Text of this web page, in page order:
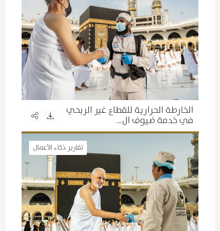
الخارطة الحرارية للقطاع غير الربحي
في خدمة ضيوف ال…
تقارير ذكاء الأعمال